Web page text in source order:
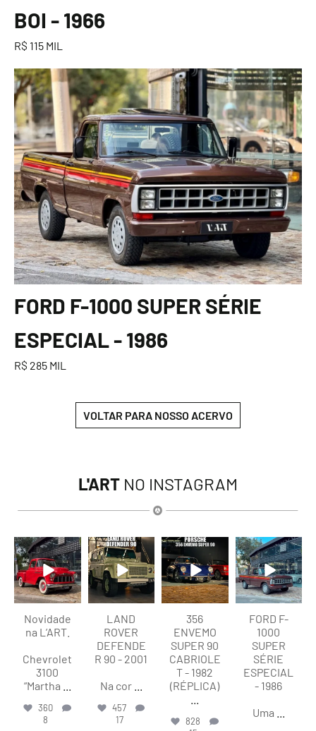
BOI - 1966
R$ 115 MIL
FORD F-1000 SUPER SÉRIE
ESPECIAL - 1986
R$ 285 MIL
VOLTAR PARA NOSSO ACERVO
L'ART NO INSTAGRAM
lart.br
Ago 8
Novidade
na L’ART.
Chevrolet
3100
“Martha
360
8
lart.br
Ago 8
LAND
ROVER
DEFENDE
R 90 - 2001
Na cor
457
17
lart.br
Ago 8
356
ENVEMO
SUPER 90
CABRIOLE
T - 1982
(RÉPLICA)
828
lart.br
Ago 7
FORD F-
1000
SUPER
SÉRIE
ESPECIAL
- 1986
Uma